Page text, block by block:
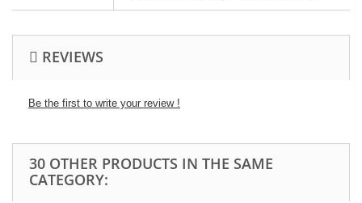
REVIEWS
Be the first to write your review !
30 OTHER PRODUCTS IN THE SAME
CATEGORY: